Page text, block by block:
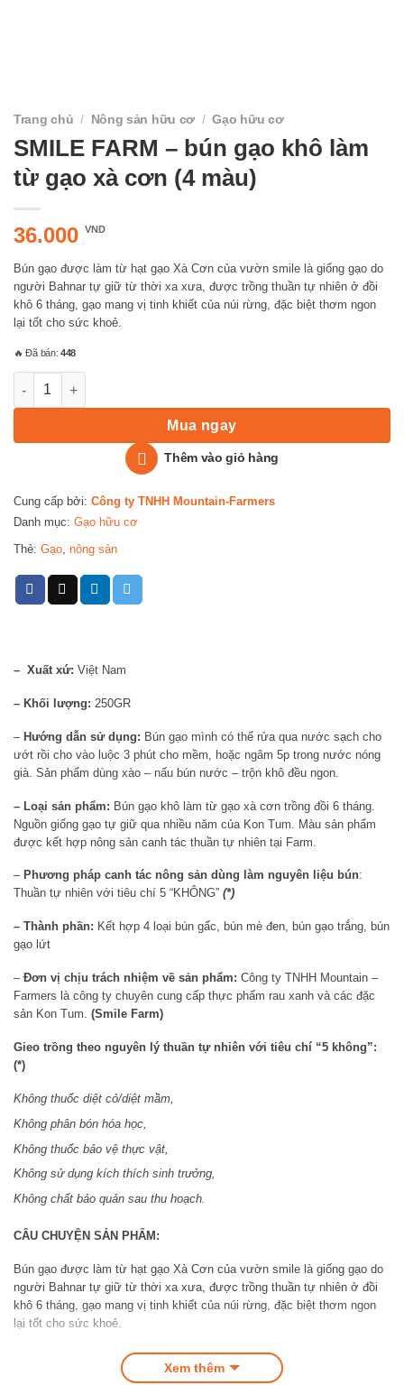
Trang chủ / Nông sản hữu cơ / Gạo hữu cơ
SMILE FARM – bún gạo khô làm
từ gạo xà cơn (4 màu)
36.000 VND
Bún gạo được làm từ hạt gạo Xà Cơn của vườn smile là giống gạo do
người Bahnar tự giữ từ thời xa xưa, được trồng thuần tự nhiên ở đồi
khô 6 tháng, gạo mang vị tinh khiết của núi rừng, đặc biệt thơm ngon
lại tốt cho sức khoẻ.
🔥 Đã bán: 448
SMILE FARM - bún gạo khô làm từ gạo xà cơn (4 màu) số
Mua ngay
Thêm vào giỏ hàng
Cung cấp bởi: Công ty TNHH Mountain-Farmers
Danh mục: Gạo hữu cơ
Thẻ: Gạo nông sản
– Xuất xứ: Việt Nam
– Khối lượng: 250GR
– Hướng dẫn sử dụng: Bún gạo mình có thể rửa qua nước sạch cho
ướt rồi cho vào luộc 3 phút cho mềm, hoặc ngâm 5p trong nước nóng
già. Sản phẩm dùng xào – nấu bún nước – trộn khô đều ngon.
– Loại sản phẩm: Bún gạo khô làm từ gạo xà cơn trồng đồi 6 tháng.
Nguồn giống gạo tự giữ qua nhiều năm của Kon Tum. Màu sản phẩm
được kết hợp nông sản canh tác thuần tự nhiên tại Farm.
– Phương pháp canh tác nông sản dùng làm nguyên liệu bún:
Thuần tự nhiên với tiêu chí 5 “KHÔNG” (*)
– Thành phần: Kết hợp 4 loại bún gấc, bún mè đen, bún gạo trắng, bún
gạo lứt
– Đơn vị chịu trách nhiệm về sản phẩm: Công ty TNHH Mountain –
Farmers là công ty chuyên cung cấp thực phẩm rau xanh và các đặc
sản Kon Tum. (Smile Farm)
Gieo trồng theo nguyên lý thuần tự nhiên với tiêu chí “5 không”:
(*)
Không thuốc diệt cỏ/diệt mầm,
Không phân bón hóa học,
Không thuốc bảo vệ thực vật,
Không sử dụng kích thích sinh trưởng,
Không chất bảo quản sau thu hoạch.
CÂU CHUYỆN SẢN PHẨM:
Bún gạo được làm từ hạt gạo Xà Cơn của vườn smile là giống gạo do
người Bahnar tự giữ từ thời xa xưa, được trồng thuần tự nhiên ở đồi
khô 6 tháng, gạo mang vị tinh khiết của núi rừng, đặc biệt thơm ngon
lại tốt cho sức khoẻ.
Bún khô nhà Smile được tráng và phơi thủ công từ gạo Xà Cơn kết
hợp các loại hạt giàu dinh dưỡng mang đủ màu sắc với các thành phần
Xem thêm